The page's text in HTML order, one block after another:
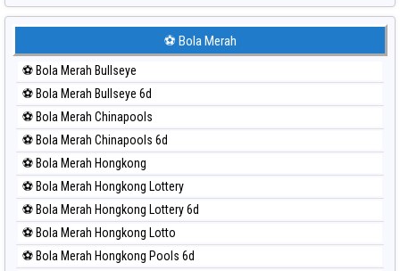
Paito Harian Sydney Lottery
Paito Harian Sydney Lottery 6d
Paito Harian Sydney Lotto
Paito Harian Sydney Pools 6d
Paito Harian Taipei
Paito Harian Taiwan
⚽ Bola Merah
⚽ Bola Merah Bullseye
⚽ Bola Merah Bullseye 6d
⚽ Bola Merah Chinapools
⚽ Bola Merah Chinapools 6d
⚽ Bola Merah Hongkong
⚽ Bola Merah Hongkong Lottery
⚽ Bola Merah Hongkong Lottery 6d
⚽ Bola Merah Hongkong Lotto
⚽ Bola Merah Hongkong Pools 6d